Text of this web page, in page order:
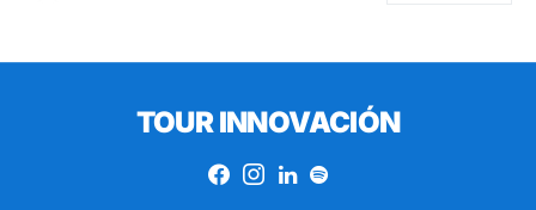
TOUR INNOVACIÓN